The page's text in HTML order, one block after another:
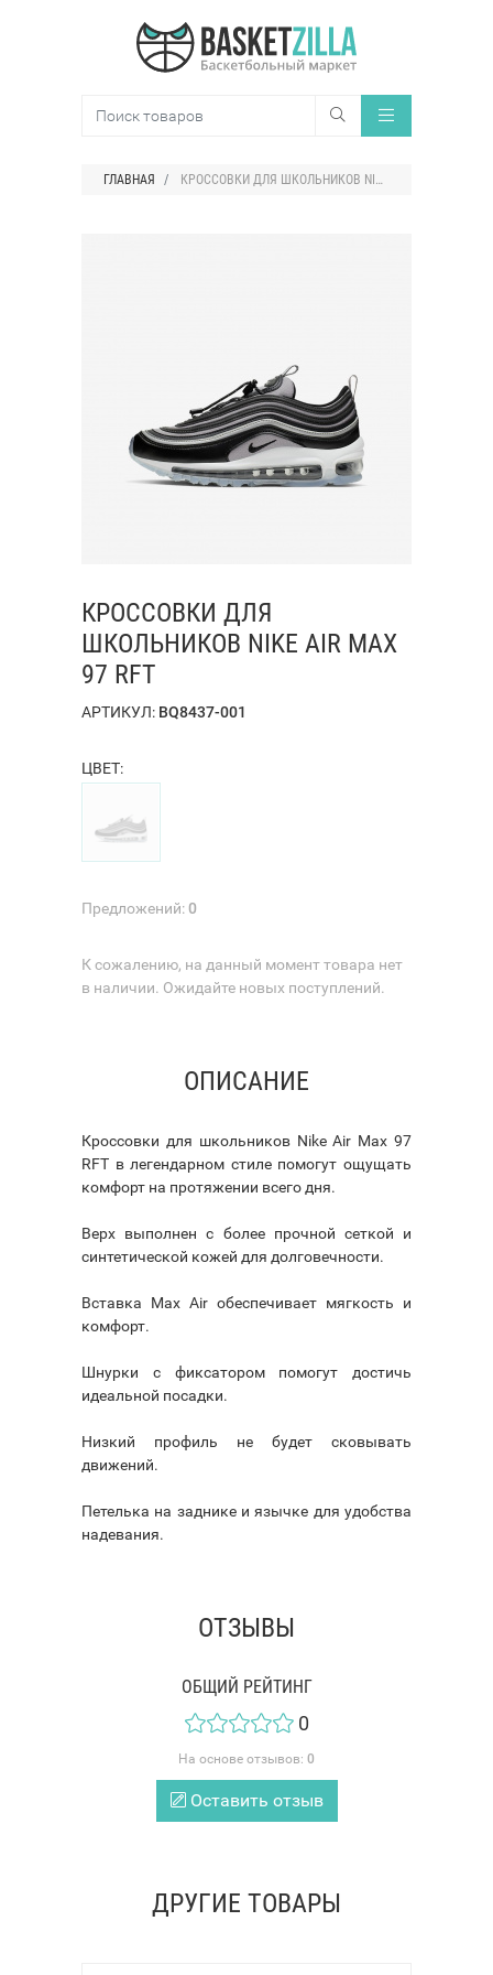
ГЛАВНАЯ КРОССОВКИ ДЛЯ ШКОЛЬНИКОВ NIKE AIR MAX 97 RFT
КРОССОВКИ ДЛЯ
ШКОЛЬНИКОВ NIKE AIR MAX
97 RFT
АРТИКУЛ: BQ8437-001
ЦВЕТ:
Предложений:0
К сожалению, на данный момент товара нет
в наличии. Ожидайте новых поступлений.
ОПИСАНИЕ
Кроссовки для школьников Nike Air Max 97
RFT в легендарном стиле помогут ощущать
комфорт на протяжении всего дня.
Верх выполнен с более прочной сеткой и
синтетической кожей для долговечности.
Вставка Max Air обеспечивает мягкость и
комфорт.
Шнурки с фиксатором помогут достичь
идеальной посадки.
Низкий профиль не будет сковывать
движений.
Петелька на заднике и язычке для удобства
надевания.
ОТЗЫВЫ
ОБЩИЙ РЕЙТИНГ
0
На основе отзывов: 0
Оставить отзыв
ДРУГИЕ ТОВАРЫ